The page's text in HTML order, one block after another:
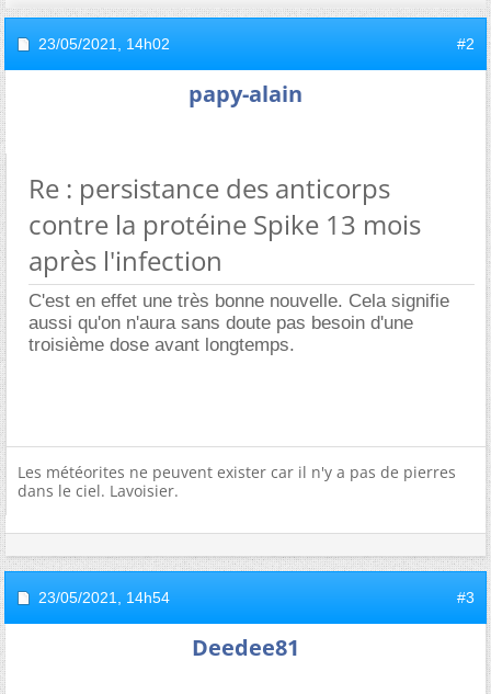
23/05/2021, 14h02 #2
papy-alain
Re : persistance des anticorps
contre la protéine Spike 13 mois
après l'infection
C'est en effet une très bonne nouvelle. Cela signifie
aussi qu'on n'aura sans doute pas besoin d'une
troisième dose avant longtemps.
Les météorites ne peuvent exister car il n'y a pas de pierres
dans le ciel. Lavoisier.
23/05/2021, 14h54 #3
Deedee81